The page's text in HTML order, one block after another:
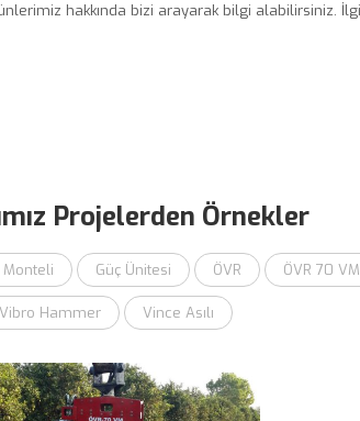
hakkında bizi arayarak bilgi alabilirsiniz.
Projelerden Örnekler
Monteli Güç Ünitesi ÖVR ÖVR 70 VM
Vibro Hammer Vince Asılı